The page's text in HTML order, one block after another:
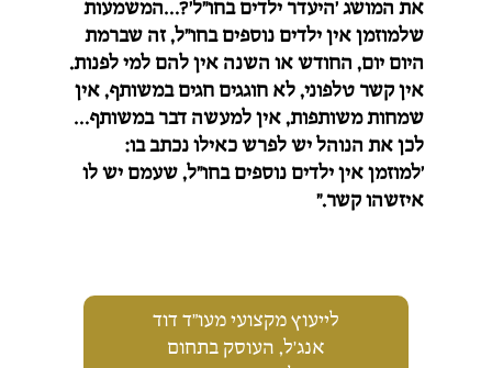
את המושג 'היעדר ילדים בחו"ל'?…המשמעות
שלמוזמן אין ילדים נוספים בחו"ל, זה שברמת
היום יום, החודש או השנה אין להם למי לפנות.
אין קשר טלפוני, לא חוגגים חגים במשותף, אין
שמחות משותפות, אין למעשה דבר במשותף…
לכן את הנוהל יש לפרש כאילו נכתב בו:
'למוזמן אין ילדים נוספים בחו"ל, שעמם יש לו
איזשהו קשר."
לייעוץ מקצועי מעו"ד דוד
אנג'ל, העוסק בתחום